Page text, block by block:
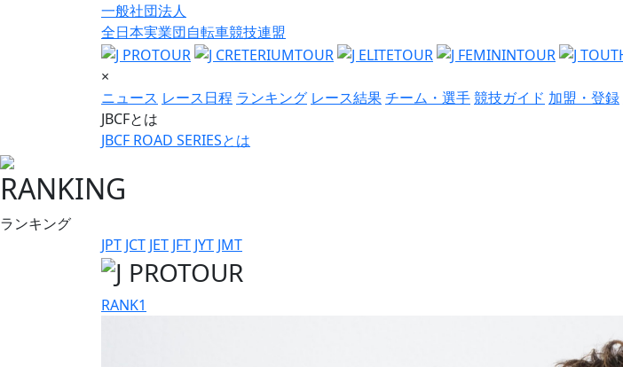
一般社団法人
全日本実業団自転車競技連盟
×
ニュース レース日程 ランキング レース結果チーム・選手競技ガイド 加盟・登録
JBCFとは
JBCF ROAD SERIESとは
RANKING
ランキング
JPT JCT JET JFT JYT JMT
RANK1